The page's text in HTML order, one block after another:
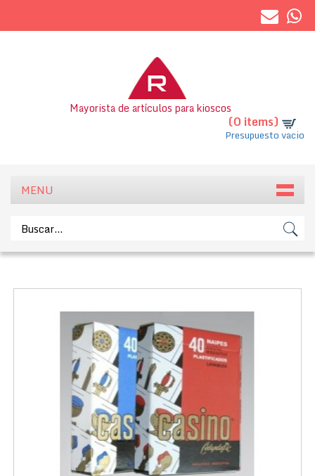
Mayorista de artículos para kioscos
(0 items)
Presupuesto vacio
MENU